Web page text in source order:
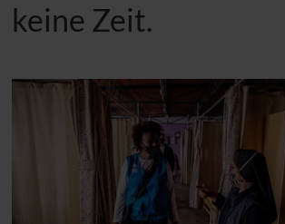
keine Zeit.